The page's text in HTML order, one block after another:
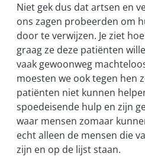
Niet gek dus dat artsen en
ons zagen probeerden om
door te verwijzen. Je ziet
graag ze deze patiënten
vaak gewoonweg
moesten we ook tegen hen
patiënten niet kunnen
spoedeisende hulp en zijn
waar mensen zomaar
echt alleen de mensen die
zijn en op de lijst staan.